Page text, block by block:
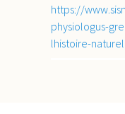
https://
physiologus-
lhistoire-